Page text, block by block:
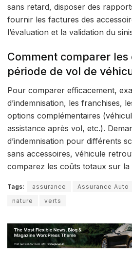
sans retard, disposer des
fournir les factures des
l’évaluation et la validation du
Comment comparer les
période de vol de
Pour comparer efficacement,
d’indemnisation, les franchises,
options complémentaires
assistance après vol, etc.).
d’indemnisation pour différents
sans accessoires, véhicule
comparez les coûts totaux sur
Tags: assurance Assurance Auto
nature
verts